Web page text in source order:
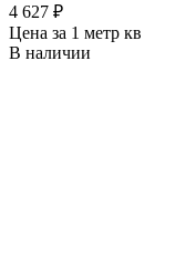
4 627 ₽
Цена за 1 метр кв
В наличии